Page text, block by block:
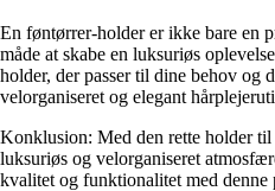
En føntørrer-holder er ikke bare en
måde at skabe en luksuriøs
holder, der passer til dine behov og
velorganiseret og elegant
Konklusion: Med den rette holder
luksuriøs og velorganiseret
kvalitet og funktionalitet med